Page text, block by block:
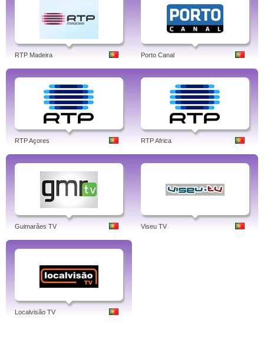
RTP Madeira Porto Canal
RTP Açores RTP Africa
Guimarães TV Viseu TV
Localvisão TV